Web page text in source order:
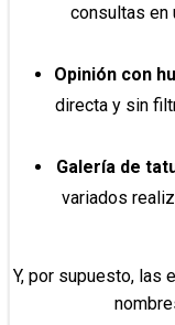
consultas en
Opinión con
directa y sin
Galería de
variados
Y, por supuesto, las